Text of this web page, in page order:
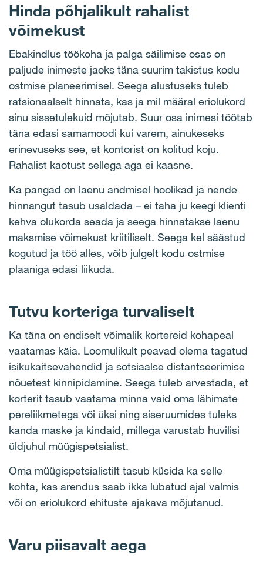
Hinda põhjalikult rahalist
võimekust
Ebakindlus töökoha ja palga säilimise osas on
paljude inimeste jaoks täna suurim takistus kodu
ostmise planeerimisel. Seega alustuseks tuleb
ratsionaalselt hinnata, kas ja mil määral eriolukord
sinu sissetulekuid mõjutab. Suur osa inimesi töötab
täna edasi samamoodi kui varem, ainukeseks
erinevuseks see, et kontorist on kolitud koju.
Rahalist kaotust sellega aga ei kaasne.
Ka pangad on laenu andmisel hoolikad ja nende
hinnangut tasub usaldada – ei taha ju keegi klienti
kehva olukorda seada ja seega hinnatakse laenu
maksmise võimekust kriitiliselt. Seega kel säästud
kogutud ja töö alles, võib julgelt kodu ostmise
plaaniga edasi liikuda.
Tutvu korteriga turvaliselt
Ka täna on endiselt võimalik kortereid kohapeal
vaatamas käia. Loomulikult peavad olema tagatud
isikukaitsevahendid ja sotsiaalse distantseerimise
nõuetest kinnipidamine. Seega tuleb arvestada, et
korterit tasub vaatama minna vaid oma lähimate
pereliikmetega või üksi ning siseruumides tuleks
kanda maske ja kindaid, millega varustab huvilisi
üldjuhul müügispetsialist.
Oma müügispetsialistilt tasub küsida ka selle
kohta, kas arendus saab ikka lubatud ajal valmis
või on eriolukord ehituste ajakava mõjutanud.
Varu piisavalt aega